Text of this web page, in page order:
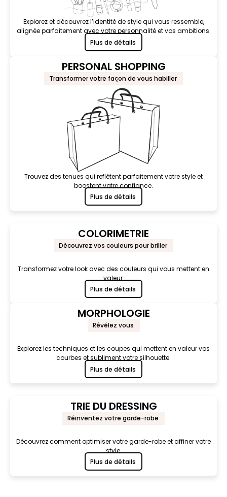
Explorez et découvrez l’identité de style qui vous ressemble,
alignée parfaitement avec votre personnalité et vos ambitions.
Plus de détails
PERSONAL SHOPPING
Transformer votre façon de vous habiller
Trouvez des tenues qui reflètent parfaitement votre style et
boostent votre confiance.
Plus de détails
COLORIMETRIE
Découvrez vos couleurs pour briller
Transformez votre look avec des couleurs qui vous mettent en
valeur.
Plus de détails
MORPHOLOGIE
Révélez vous
Explorez les techniques et les coupes qui mettent en valeur vos
courbes et subliment votre silhouette.
Plus de détails
TRIE DU DRESSING
Réinventez votre garde-robe
Découvrez comment optimiser votre garde-robe et affiner votre
style.
Plus de détails